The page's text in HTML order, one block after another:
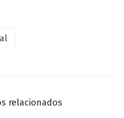
relacionados